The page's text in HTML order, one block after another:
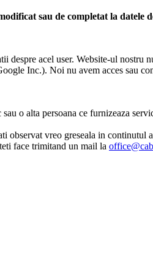
sau de completat la datele
acel user. Website-ul nostru
Inc.). Noi nu avem acces sau
o alta persoana ce furnizeaza
observat vreo greseala in continutul
face trimitand un mail la